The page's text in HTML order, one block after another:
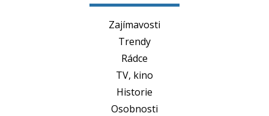
Zajímavosti
Trendy
Rádce
TV, kino
Historie
Osobnosti